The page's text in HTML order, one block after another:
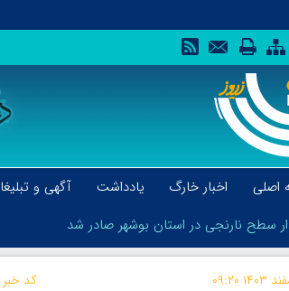
اصلی اخبار خارگ یادداشت آگهی و
سطح نارنجی در استان بوشهر صادر شد
کد ۰۹:۲۰